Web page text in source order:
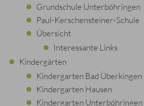
Grundschule Unterböhringen
Paul-Kerschensteiner-Schule
Übersicht
Interessante Links
Kindergärten
Kindergarten Bad Überkingen
Kindergarten Hausen
Kindergarten Unterböhringen